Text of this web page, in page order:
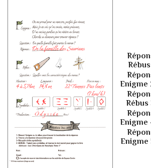
Rébus
Enigme
Rébus
Enigme
Enigme